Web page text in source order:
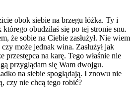
obok siebie na brzegu łóżka. Ty i
obudziłaś się po tej stronie snu.
że sobie na Ciebie zasłużył. Nie wiem
może jednak wina. Zasłużył jak
przestępca na karę. Tego właśnie nie
przyglądam się Wam dwojgu.
na siebie spoglądają. I znowu nie
czy nie chcą tego robić?